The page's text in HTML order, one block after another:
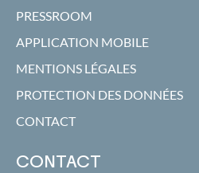
PRESSROOM
APPLICATION MOBILE
MENTIONS LÉGALES
PROTECTION DES DONNÉES
CONTACT
CONTACT